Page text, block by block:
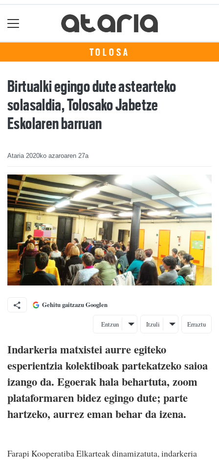
TOLOSA
Birtualki egingo dute astearteko
solasaldia, Tolosako Jabetze
Eskolaren barruan
Ataria 2020ko azaroaren 27a
Gehitu gaitzazu Googlen
Entzun Itzuli Erraztu
Indarkeria matxistei aurre egiteko
esperientzia kolektiboak partekatzeko saioa
izango da. Egoerak hala behartuta, zoom
plataformaren bidez egingo dute; parte
hartzeko, aurrez eman behar da izena.
Farapi Kooperatiba Elkarteak dinamizatuta, indarkeria